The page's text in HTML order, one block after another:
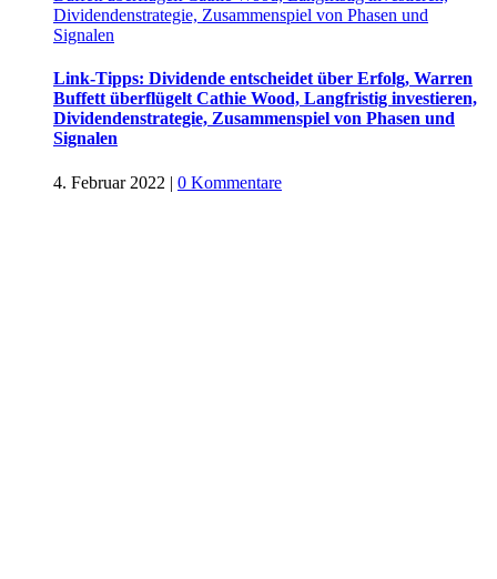
Dividendenstrategie, Zusammenspiel von Phasen und
Signalen
Link-Tipps: Dividende entscheidet über Erfolg, Warren
Buffett überflügelt Cathie Wood, Langfristig investieren,
Dividendenstrategie, Zusammenspiel von Phasen und
Signalen
4. Februar 2022 | 0 Kommentare